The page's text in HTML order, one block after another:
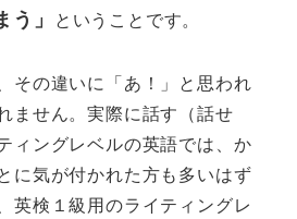
」 ということです。
その違いに「あ！」と思われ
ません。実際に話す（話せ
ィングレベルの英語では、か
に気が付かれた方も多いはず
英検１級用のライティングレ